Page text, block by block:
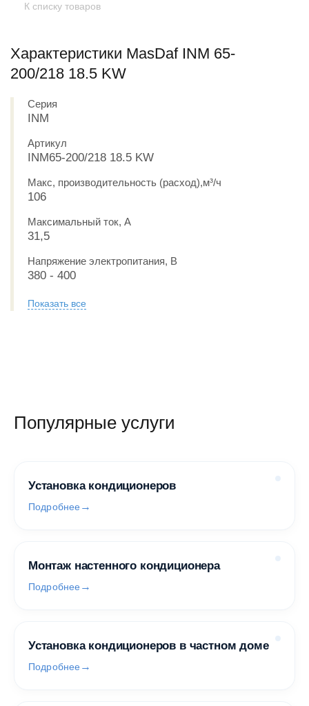
К списку товаров
Характеристики MasDaf INM 65-
200/218 18.5 KW
Серия
INM
Артикул
INM65-200/218 18.5 KW
Макс, производительность (расход),м³/ч
106
Максимальный ток, А
31,5
Напряжение электропитания, В
380 - 400
Показать все
Популярные услуги
Установка кондиционеров
Подробнее
Монтаж настенного кондиционера
Подробнее
Установка кондиционеров в частном доме
Подробнее